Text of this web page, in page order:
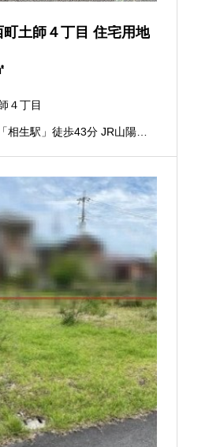
土師４丁目 住宅用地
４丁目
生駅」徒歩43分 JR山陽本